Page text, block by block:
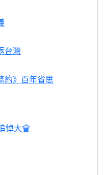
台灣
約》百年省思
悼大會